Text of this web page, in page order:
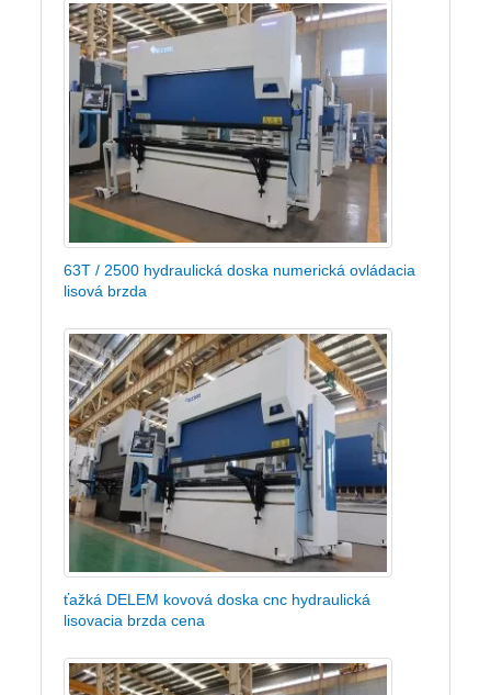
63T / 2500 hydraulická doska numerická ovládacia
lisová brzda
ťažká DELEM kovová doska cnc hydraulická
lisovacia brzda cena